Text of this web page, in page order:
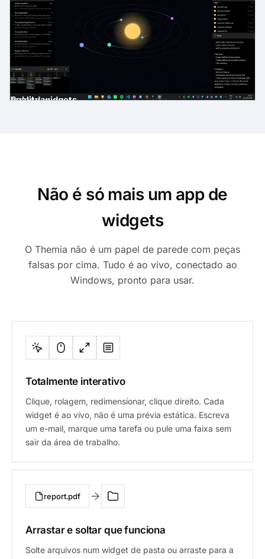
Email
Calendar
quality widgets
Não é só mais um app de
widgets
O Themia não é um papel de parede com peças
falsas por cima. Tudo é ao vivo, conectado ao
Windows, pronto para usar.
Totalmente interativo
Clique, rolagem, redimensionar, clique direito. Cada
widget é ao vivo, não é uma prévia estática. Escreva
um e-mail, marque uma tarefa ou pule uma faixa sem
sair da área de trabalho.
report.pdf
Arrastar e soltar que funciona
Solte arquivos num widget de pasta ou arraste para a